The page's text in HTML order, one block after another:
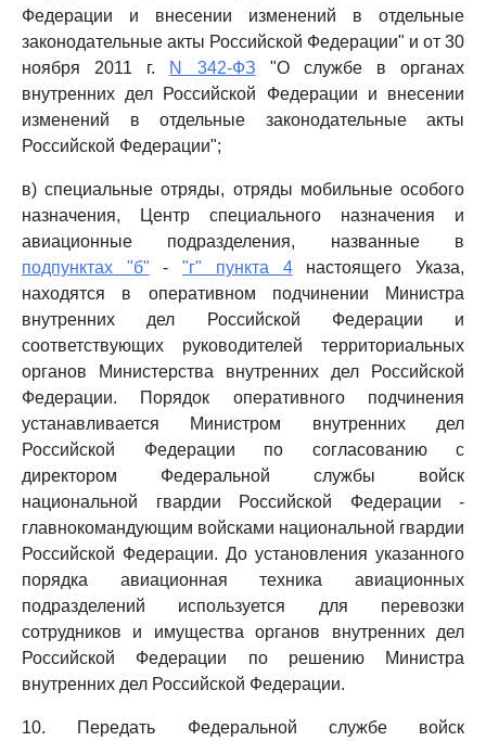
Федерации и внесении изменений в отдельные
законодательные акты Российской Федерации" и от 30
ноября 2011 г. N 342-ФЗ "О службе в органах
внутренних дел Российской Федерации и внесении
изменений в отдельные законодательные акты
Российской Федерации";
в) специальные отряды, отряды мобильные особого
назначения, Центр специального назначения и
авиационные подразделения, названные в
подпунктах "б" -"г" пункта 4настоящего Указа,
находятся в оперативном подчинении Министра
внутренних дел Российской Федерации и
соответствующих руководителей территориальных
органов Министерства внутренних дел Российской
Федерации. Порядок оперативного подчинения
устанавливается Министром внутренних дел
Российской Федерации по согласованию с
директором Федеральной службы войск
национальной гвардии Российской Федерации -
главнокомандующим войсками национальной гвардии
Российской Федерации. До установления указанного
порядка авиационная техника авиационных
подразделений используется для перевозки
сотрудников и имущества органов внутренних дел
Российской Федерации по решению Министра
внутренних дел Российской Федерации.
10. Передать Федеральной службе войск